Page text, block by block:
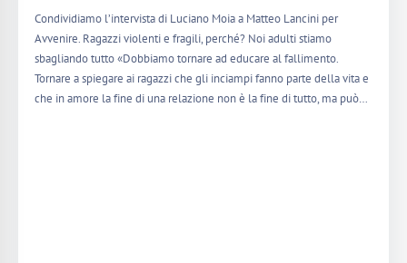
Condividiamo l’intervista di Luciano Moia a Matteo Lancini per
Avvenire. Ragazzi violenti e fragili, perché? Noi adulti stiamo
sbagliando tutto «Dobbiamo tornare ad educare al fallimento.
Tornare a spiegare ai ragazzi che gli inciampi fanno parte della vita e
che in amore la fine di una relazione non è la fine di tutto, ma può…